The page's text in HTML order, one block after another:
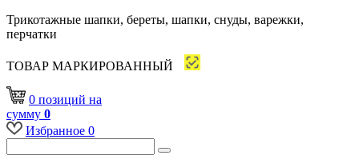
Трикотажные шапки, береты, шапки, снуды, варежки,
перчатки
ТОВАР МАРКИРОВАННЫЙ
0 позиций на
сумму 0
Избранное 0